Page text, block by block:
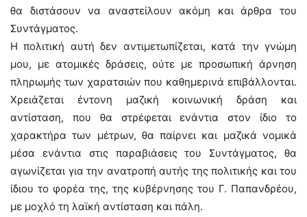
θα διστάσουν να αναστείλουν ακόμη και άρθρα του
Συντάγματος.
Η πολιτική αυτή δεν αντιμετωπίζεται, κατά την γνώμη
μου, με ατομικές δράσεις, ούτε με προσωπική άρνηση
πληρωμής των χαρατσιών που καθημερινά επιβάλλονται.
Χρειάζεται έντονη μαζική κοινωνική δράση και
αντίσταση, που θα στρέφεται ενάντια στον ίδιο το
χαρακτήρα των μέτρων, θα παίρνει και μαζικά νομικά
μέσα ενάντια στις παραβιάσεις του Συντάγματος, θα
αγωνίζεται για την ανατροπή αυτής της πολιτικής και του
ίδιου το φορέα της, της κυβέρνησης του Γ. Παπανδρέου,
με μοχλό τη λαϊκή αντίσταση και πάλη.